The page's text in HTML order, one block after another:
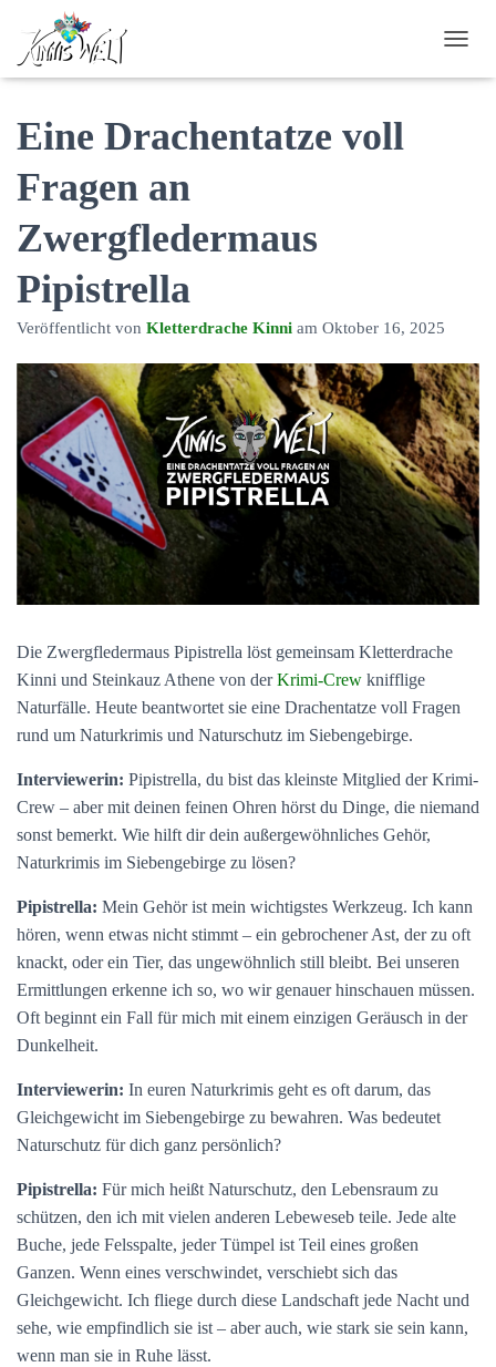
A
A
L
T
E
N
Eine Drachentatze voll
Fragen an
Zwergfledermaus
Pipistrella
Veröffentlicht von Kletterdrache Kinni am Oktober 16, 2025
Die Zwergfledermaus Pipistrella löst gemeinsam Kletterdrache
Kinni und Steinkauz Athene von derKrimi-Crew knifflige
Naturfälle. Heute beantwortet sie eine Drachentatze voll Fragen
rund um Naturkrimis und Naturschutz im Siebengebirge.
Interviewerin: Pipistrella, du bist das kleinste Mitglied der Krimi-
Crew – aber mit deinen feinen Ohren hörst du Dinge, die niemand
sonst bemerkt. Wie hilft dir dein außergewöhnliches Gehör,
Naturkrimis im Siebengebirge zu lösen?
Pipistrella: Mein Gehör ist mein wichtigstes Werkzeug. Ich kann
hören, wenn etwas nicht stimmt – ein gebrochener Ast, der zu oft
knackt, oder ein Tier, das ungewöhnlich still bleibt. Bei unseren
Ermittlungen erkenne ich so, wo wir genauer hinschauen müssen.
Oft beginnt ein Fall für mich mit einem einzigen Geräusch in der
Dunkelheit.
Interviewerin: In euren Naturkrimis geht es oft darum, das
Gleichgewicht im Siebengebirge zu bewahren. Was bedeutet
Naturschutz für dich ganz persönlich?
Pipistrella: Für mich heißt Naturschutz, den Lebensraum zu
schützen, den ich mit vielen anderen Lebeweseb teile. Jede alte
Buche, jede Felsspalte, jeder Tümpel ist Teil eines großen
Ganzen. Wenn eines verschwindet, verschiebt sich das
Gleichgewicht. Ich fliege durch diese Landschaft jede Nacht und
sehe, wie empfindlich sie ist – aber auch, wie stark sie sein kann,
wenn man sie in Ruhe lässt.